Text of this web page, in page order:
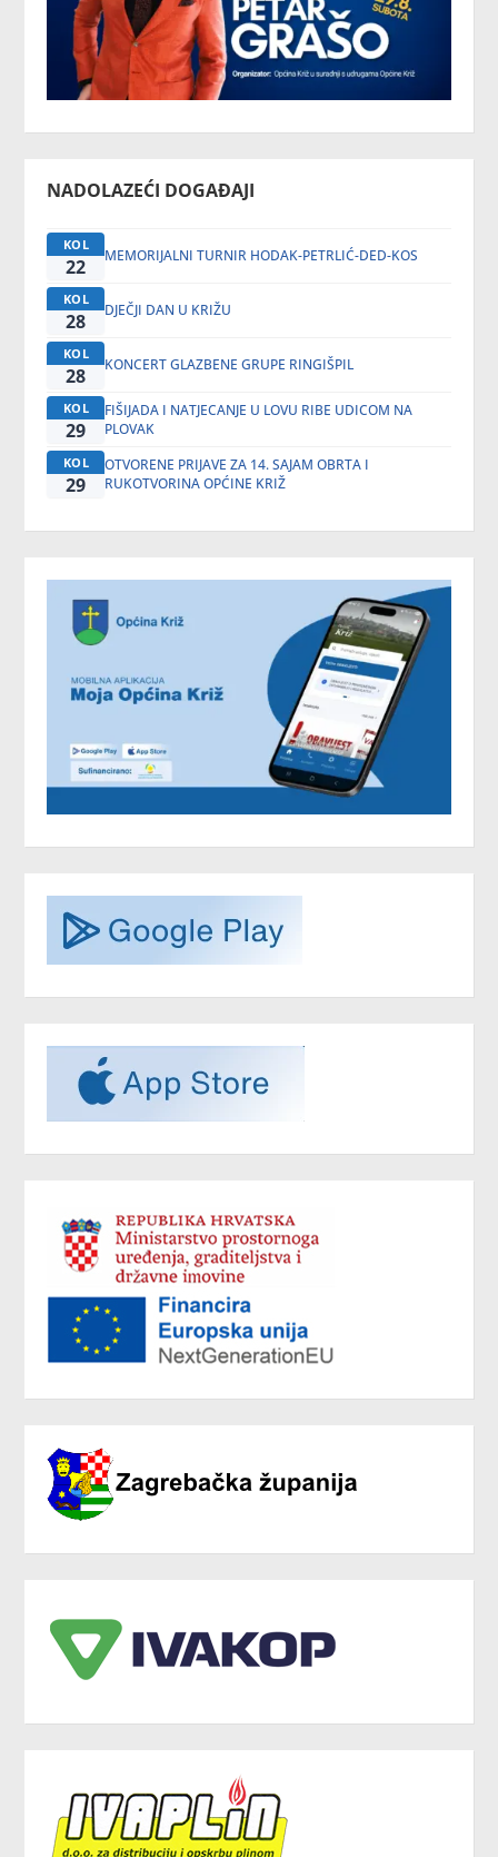
NADOLAZEĆI DOGAĐAJI
KOL
22 MEMORIJALNI TURNIR HODAK-PETRLIĆ-DED-KOS
KOL
28 DJEČJI DAN U KRIŽU
KOL
28 KONCERT GLAZBENE GRUPE RINGIŠPIL
KOL
29
FIŠIJADA I NATJECANJE U LOVU RIBE UDICOM NA
PLOVAK
KOL
29
OTVORENE PRIJAVE ZA 14. SAJAM OBRTA I
RUKOTVORINA OPĆINE KRIŽ